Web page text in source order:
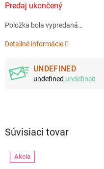
cena:
Predaj ukončený
Položka bola vypredaná…
Detailné informácie
UNDEFINED
undefined undefined
Súvisiaci tovar
Akcia